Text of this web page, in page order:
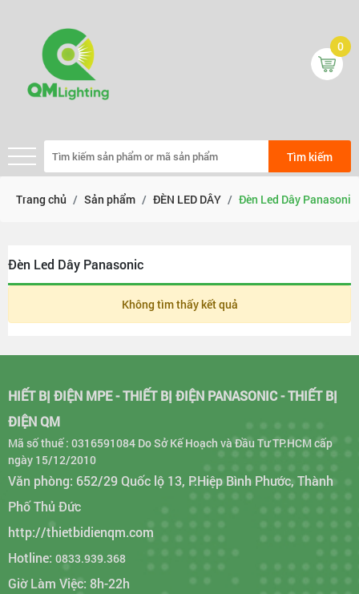
Tìm kiếm
0
Trang chủ Sản phẩm ĐÈN LED DÂY Đèn Led Dây Panasonic
Đèn Led Dây Panasonic
Không tìm thấy kết quả
HIẾT BỊ ĐIỆN MPE - THIẾT BỊ ĐIỆN PANASONIC - THIẾT BỊ
ĐIỆN QM
Mã số thuế : 0316591084 Do Sở Kế Hoạch và Đầu Tư TP.HCM cấp
ngày 15/12/2010
Văn phòng: 652/29 Quốc lộ 13, P.Hiệp Bình Phước, Thành
Phố Thủ Đức
http://thietbidienqm.com
Hotline: 0833.939.368
Giờ Làm Việc: 8h-22h